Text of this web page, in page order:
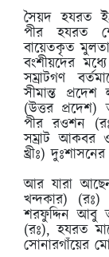
সৈয়দ হযরত
পীর হযরত
বায়েতকৃত
বংশীয়দের
সম্রাটগণ
সীমান্ত
(উত্তর প্রদেশ)
পীর রওশন
সম্রাট আকবর ও
খ্রীঃ)
আর যারা
খন্দকার)
শরফুদ্দিন আবু
(রঃ), হযরত
সোনারগাঁয়ের